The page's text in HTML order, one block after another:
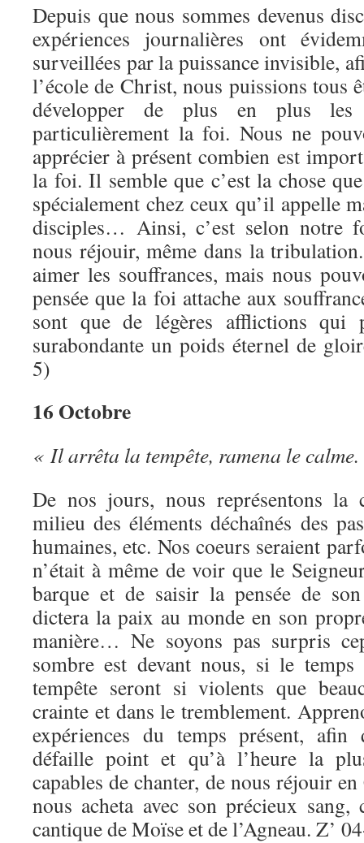
Depuis que nous sommes devenus
expériences journalières ont
surveillées par la puissance invisible,
l’école de Christ, nous puissions tous
développer de plus en plus les
particulièrement la foi. Nous ne
apprécier à présent combien est
la foi. Il semble que c’est la chose
spécialement chez ceux qu’il appelle
disciples… Ainsi, c’est selon notre
nous réjouir, même dans la
aimer les souffrances, mais nous
pensée que la foi attache aux
sont que de légères afflictions qui
surabondante un poids éternel de
5)
16 Octobre
« Il arrêta la tempête, ramena le
De nos jours, nous représentons la
milieu des éléments déchaînés des
humaines, etc. Nos coeurs seraient
n’était à même de voir que le
barque et de saisir la pensée de
dictera la paix au monde en son
manière… Ne soyons pas surpris
sombre est devant nous, si le
tempête seront si violents que
crainte et dans le tremblement.
expériences du temps présent,
défaille point et qu’à l’heure la
capables de chanter, de nous réjouir
nous acheta avec son précieux sang,
cantique de Moïse et de l’Agneau. Z’